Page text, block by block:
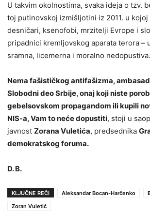
U takvim okolnostima, svaka ideja o tzv.
toj putinovskoj izmišljotini iz 2011. u kojoj
desničari, ksenofobi, mrzitelji Evrope i
pripadnici kremljovskog aparata terora –
sramna, licemerna i moralno nedopustiva.
Nema fašističkog antifašizma,
Slobodni deo Srbije, onaj koji niste
gebelsovskom propagandom ili kupili
NIS-a, Vam to neće dopustiti, stoji u
javnost Zorana Vuletića, predsednika
demokratskog foruma.
D. B.
KLJUČNE REČI Aleksandar Bocan-Harčenko
Zoran Vuletić